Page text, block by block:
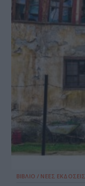
ΒΙΒΛΙΟ / ΝΕΕΣ ΕΚΔΟΣΕΙΣ